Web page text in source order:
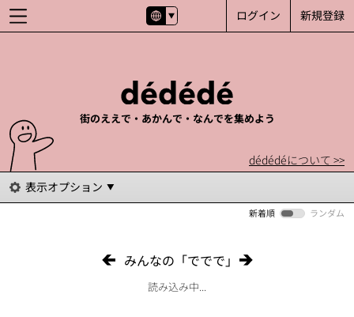
新規登録
ログイン
街のええで・あかんで・なんでを集めよう
dédédéについて >>
表示オプション
新着順 ランダム
みんなの「ででで」
読み込み中...